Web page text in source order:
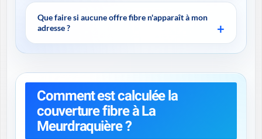
Que faire si aucune offre fibre n'apparaît à mon
adresse ?
Comment est calculée la
couverture fibre à La
Meurdraquière ?